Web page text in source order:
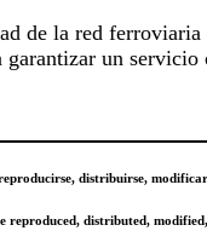
de la red
garantizar un servicio
distribuirse,
reproduced, distributed,